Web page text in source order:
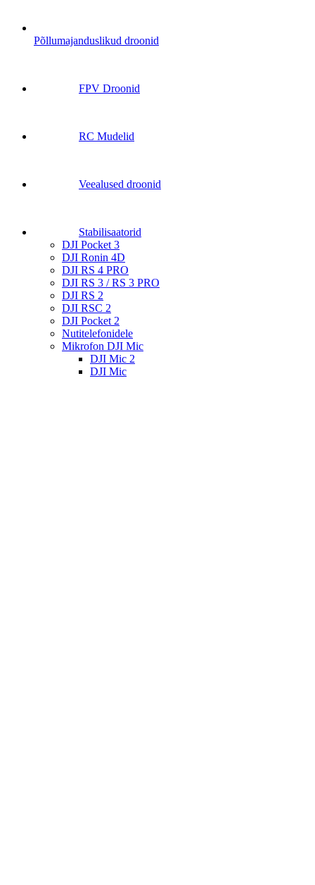
Põllumajanduslikud droonid
FPV Droonid
RC Mudelid
Veealused droonid
Stabilisaatorid
DJI Pocket 3
DJI Ronin 4D
DJI RS 4 PRO
DJI RS 3 / RS 3 PRO
DJI RS 2
DJI RSC 2
DJI Pocket 2
Nutitelefonidele
Mikrofon DJI Mic
DJI Mic 2
DJI Mic